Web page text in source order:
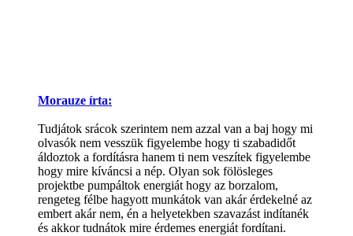
Morauze írta:
Tudjátok srácok szerintem nem azzal van a baj hogy mi
olvasók nem vesszük figyelembe hogy ti szabadidőt
áldoztok a fordításra hanem ti nem veszítek figyelembe
hogy mire kíváncsi a nép. Olyan sok fölösleges
projektbe pumpáltok energiát hogy az borzalom,
rengeteg félbe hagyott munkátok van akár érdekelné az
embert akár nem, én a helyetekben szavazást indítanék
és akkor tudnátok mire érdemes energiát fordítani.